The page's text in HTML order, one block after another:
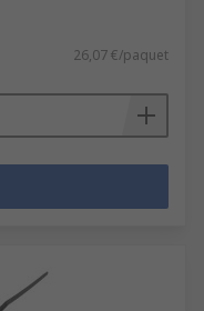
26,07 €/paquet